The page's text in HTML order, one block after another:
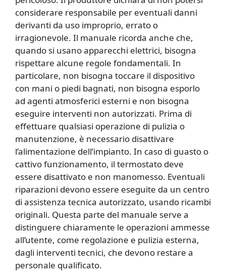
considerare responsabile per eventuali danni
derivanti da uso improprio, errato o
irragionevole. Il manuale ricorda anche che,
quando si usano apparecchi elettrici, bisogna
rispettare alcune regole fondamentali. In
particolare, non bisogna toccare il dispositivo
con mani o piedi bagnati, non bisogna esporlo
ad agenti atmosferici esterni e non bisogna
eseguire interventi non autorizzati. Prima di
effettuare qualsiasi operazione di pulizia o
manutenzione, è necessario disattivare
l’alimentazione dell’impianto. In caso di guasto o
cattivo funzionamento, il termostato deve
essere disattivato e non manomesso. Eventuali
riparazioni devono essere eseguite da un centro
di assistenza tecnica autorizzato, usando ricambi
originali. Questa parte del manuale serve a
distinguere chiaramente le operazioni ammesse
all’utente, come regolazione e pulizia esterna,
dagli interventi tecnici, che devono restare a
personale qualificato.